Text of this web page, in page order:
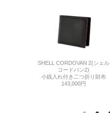
SHELL CORDOVAN 2(シェル
コードバン2)
小銭入れ付き二つ折り財布
143,000円